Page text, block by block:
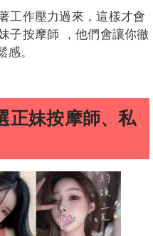
工作壓力過來，這樣才會
子按摩師 ，他們會讓你徹
感。
正妹按摩師、私